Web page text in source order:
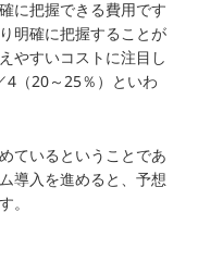
に把握できる費用です
明確に把握することが
やすいコストに注目し
4（20～25％）といわ
ているということであ
導入を進めると、予想
。